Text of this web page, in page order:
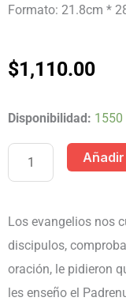
Formato: 21.8cm *
$1,110.00
Disponibilidad:
LIBRO
DE
ORACIONES
Los evangelios nos
discipulos,
oración, le pidieron
les enseño el